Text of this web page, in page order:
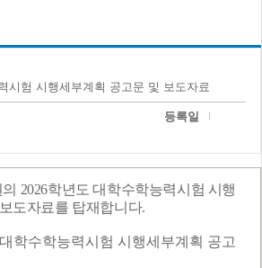
시험 시행세부계획 공고문 및 보도자료
등록일
2026학년도 대학수학능력시험 시행
도자료를 탑재합니다.
학수학능력시험 시행세부계획 공고